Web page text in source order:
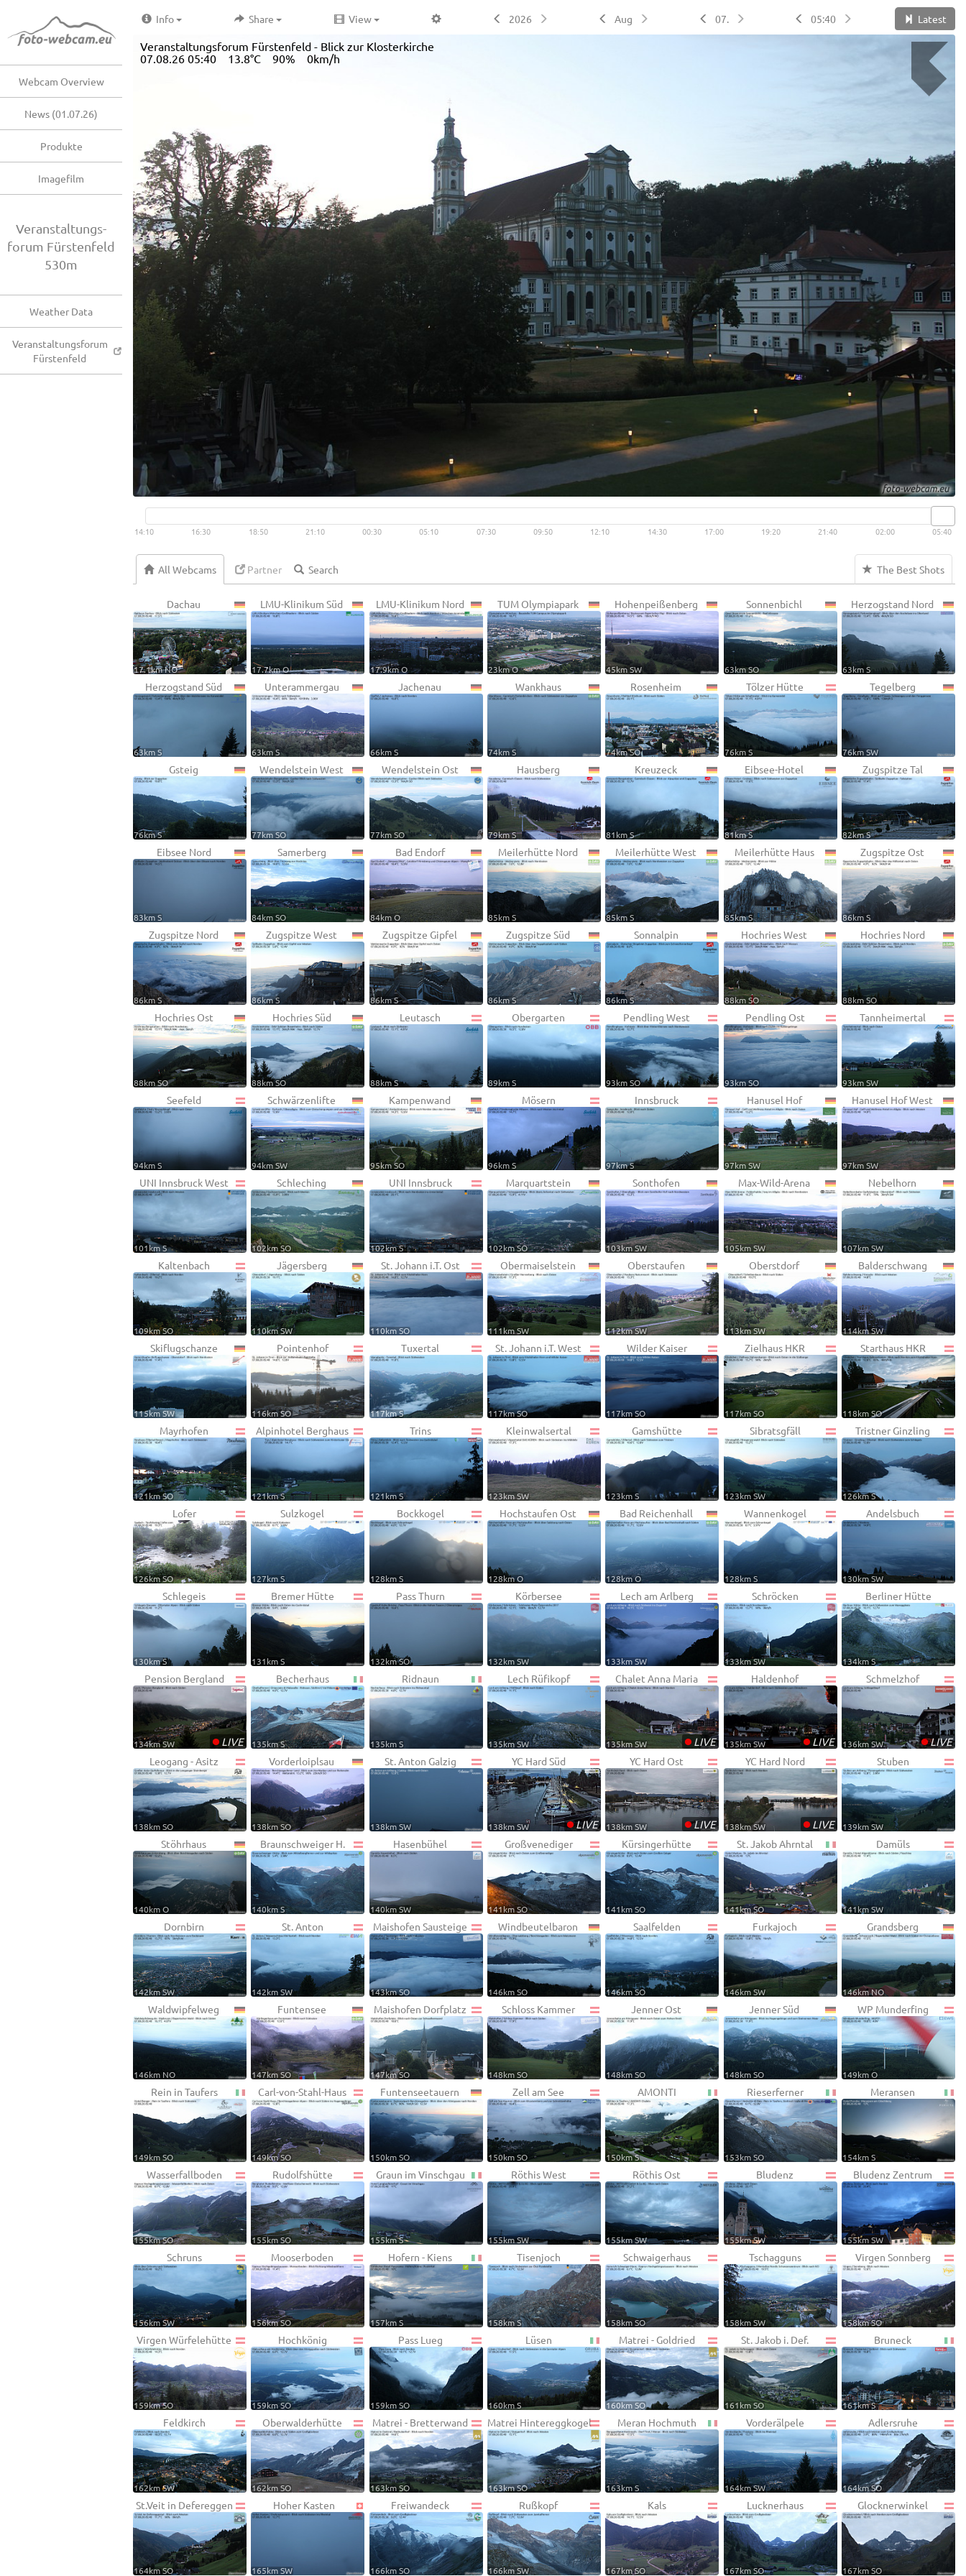
Webcam Overview
News (01.07.26)
Produkte
Imagefilm
Veranstaltungs-
forum Fürstenfeld
530m
Weather Data
Veranstaltungsforum
Fürstenfeld
Info Share View 2026 Aug 07. 05:40 Latest
Veranstaltungsforum Fürstenfeld - Blick zur Klosterkirche
07.08.26 05:40 13.8°C 90% 0km/h
Live video available → View
14:10 16:30 18:50 21:10 00:30 05:10 07:30 09:50 12:10 14:30 17:00 19:20 21:40 02:00 05:40
All Webcams The Best Shots
Partner
Dachau
17.1km NO
LMU-Klinikum Süd
17.7km O
LMU-Klinikum Nord
17.9km O
TUM Olympiapark
23km O
Hohenpeißenberg
45km SW
Sonnenbichl
63km SO
Herzogstand Nord
63km S
Herzogstand Süd
63km S
Unterammergau
63km S
Jachenau
66km S
Wankhaus
74km S
Rosenheim
74km SO
Tölzer Hütte
76km S
Tegelberg
76km SW
Gsteig
76km S
Wendelstein West
77km SO
Wendelstein Ost
77km SO
Hausberg
79km S
Kreuzeck
81km S
Eibsee-Hotel
81km S
Zugspitze Tal
82km S
Eibsee Nord
83km S
Samerberg
84km SO
Bad Endorf
84km O
Meilerhütte Nord
85km S
Meilerhütte West
85km S
Meilerhütte Haus
85km S
Zugspitze Ost
86km S
Zugspitze Nord
86km S
Zugspitze West
86km S
Zugspitze Gipfel
86km S
Zugspitze Süd
86km S
Sonnalpin
86km S
Hochries West
88km SO
Hochries Nord
88km SO
Hochries Ost
88km SO
Hochries Süd
88km SO
Leutasch
88km S
Obergarten
89km S
Pendling West
93km SO
Pendling Ost
93km SO
Tannheimertal
93km SW
Seefeld
94km S
Schwärzenlifte
94km SW
Kampenwand
95km SO
Mösern
96km S
Innsbruck
97km S
Hanusel Hof
97km SW
Hanusel Hof West
97km SW
UNI Innsbruck West
101km S
Schleching
102km SO
UNI Innsbruck
102km S
Marquartstein
102km SO
Sonthofen
103km SW
Max-Wild-Arena
105km SW
Nebelhorn
107km SW
Kaltenbach
109km SO
Jägersberg
110km SW
St. Johann i.T. Ost
110km SO
Obermaiselstein
111km SW
Oberstaufen
112km SW
Oberstdorf
113km SW
Balderschwang
114km SW
Skiflugschanze
115km SW
Pointenhof
116km SO
Tuxertal
117km S
St. Johann i.T. West
117km SO
Wilder Kaiser
117km SO
Zielhaus HKR
117km SO
Starthaus HKR
118km SO
Mayrhofen
121km SO
Alpinhotel Berghaus
121km S
Trins
121km S
Kleinwalsertal
123km SW
Gamshütte
123km S
Sibratsgfäll
123km SW
Tristner Ginzling
126km S
Lofer
126km SO
Sulzkogel
127km S
Bockkogel
128km S
Hochstaufen Ost
128km O
Bad Reichenhall
128km O
Wannenkogel
128km S
Andelsbuch
130km SW
Schlegeis
130km S
Bremer Hütte
131km S
Pass Thurn
132km SO
Körbersee
132km SW
Lech am Arlberg
133km SW
Schröcken
133km SW
Berliner Hütte
134km S
Pension Bergland
•LIVE
134km SW
Becherhaus
135km S
Ridnaun
135km S
Lech Rüfikopf
135km SW
Chalet Anna Maria
•LIVE
135km SW
Haldenhof
•LIVE
135km SW
Schmelzhof
•LIVE
136km SW
Leogang - Asitz
138km SO
Vorderloiplsau
138km SO
St. Anton Galzig
138km SW
YC Hard Süd
•LIVE
138km SW
YC Hard Ost
•LIVE
138km SW
YC Hard Nord
•LIVE
138km SW
Stuben
139km SW
Stöhrhaus
140km O
Braunschweiger H.
140km S
Hasenbühel
140km SW
Großvenediger
141km SO
Kürsingerhütte
141km SO
St. Jakob Ahrntal
141km SO
Damüls
141km SW
Dornbirn
142km SW
St. Anton
142km SW
Maishofen Sausteige
143km SO
Windbeutelbaron
146km SO
Saalfelden
146km SO
Furkajoch
146km SW
Grandsberg
146km NO
Waldwipfelweg
146km NO
Funtensee
147km SO
Maishofen Dorfplatz
147km SO
Schloss Kammer
148km SO
Jenner Ost
148km SO
Jenner Süd
148km SO
WP Munderfing
149km O
Rein in Taufers
149km SO
Carl-von-Stahl-Haus
149km SO
Funtenseetauern
150km SO
Zell am See
150km SO
AMONTI
150km S
Rieserferner
153km SO
Meransen
154km S
Wasserfallboden
155km SO
Rudolfshütte
155km SO
Graun im Vinschgau
155km S
Röthis West
155km SW
Röthis Ost
155km SW
Bludenz
155km SW
Bludenz Zentrum
155km SW
Schruns
156km SW
Mooserboden
156km SO
Hofern - Kiens
157km S
Tisenjoch
158km S
Schwaigerhaus
158km SO
Tschagguns
158km SW
Virgen Sonnberg
158km SO
Virgen Würfelehütte
159km SO
Hochkönig
159km SO
Pass Lueg
159km SO
Lüsen
160km S
Matrei - Goldried
160km SO
St. Jakob i. Def.
161km SO
Bruneck
161km S
Feldkirch
162km SW
Oberwalderhütte
162km SO
Matrei - Bretterwand
163km SO
Matrei Hintereggkogel
163km SO
Meran Hochmuth
163km S
Vorderälpele
164km SW
Adlersruhe
164km SO
St.Veit in Defereggen
164km SO
Hoher Kasten
165km SW
Freiwandeck
166km SO
Rußkopf
166km SW
Kals
167km SO
Lucknerhaus
167km SO
Glocknerwinkel
167km SO